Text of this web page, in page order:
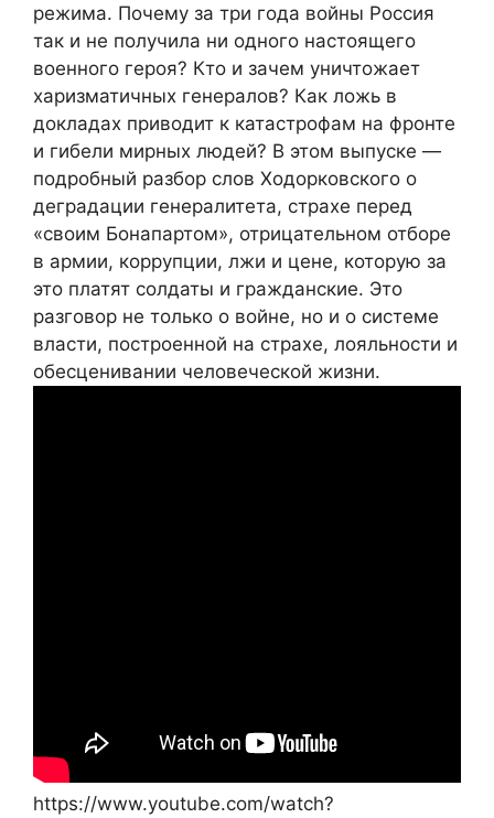
режима. Почему за три года войны Россия
так и не получила ни одного настоящего
военного героя? Кто и зачем уничтожает
харизматичных генералов? Как ложь в
докладах приводит к катастрофам на фронте
и гибели мирных людей? В этом выпуске —
подробный разбор слов Ходорковского о
деградации генералитета, страхе перед
«своим Бонапартом», отрицательном отборе
в армии, коррупции, лжи и цене, которую за
это платят солдаты и гражданские. Это
разговор не только о войне, но и о системе
власти, построенной на страхе, лояльности и
обесценивании человеческой жизни.
https://www.youtube.com/watch?